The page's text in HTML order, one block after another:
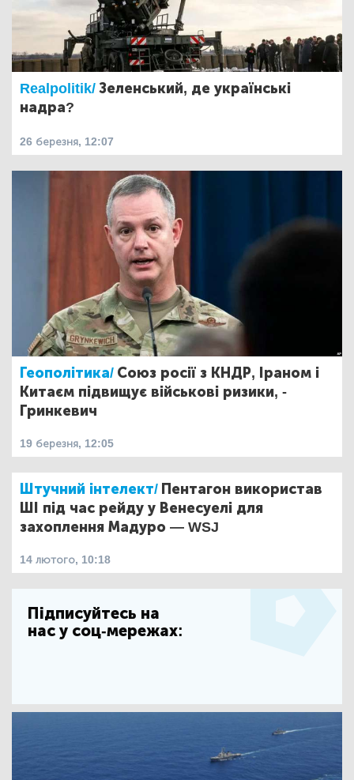
Realpolitik/Зеленський, де українські
надра?
26 березня, 12:07
Геополітика/ Союз росії з КНДР, Іраном і
Китаєм підвищує військові ризики, -
Гринкевич
19 березня, 12:05
Штучний інтелект/ Пентагон використав
ШІ під час рейду у Венесуелі для
захоплення Мадуро — WSJ
14 лютого, 10:18
Підписуйтесь на
нас у соц-мережах: